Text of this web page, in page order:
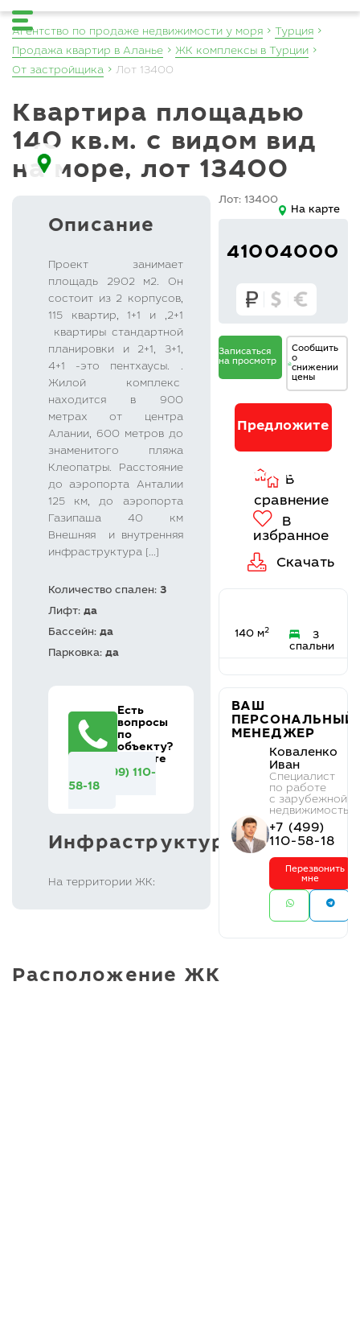
Агентство по продаже недвижимости у моря
Турция
Продажа квартир в Аланье
ЖК комплексы в Турции
От застройщика
Лот 13400
квартира площадью
140 кв.м. с видом вид
на море, лот 13400
Описание
Проект занимает
площадь 2902 м2. Он
состоит из 2 корпусов,
115 квартир, 1+1 и ,2+1
квартиры стандартной
планировки и 2+1, 3+1,
4+1 -это пентхаусы. .
Жилой комплекс
находится в 900
метрах от центра
Алании, 600 метров до
знаменитого пляжа
Клеопатры. Расстояние
до аэропорта Анталии
125 км, до аэропорта
Газипаша 40 км
Внешняя и внутренняя
инфраструктура [...]
Количество спален: 3
Лифт: да
Бассейн: да
Парковка: да
Есть
вопросы
по
объекту?
Звоните
+7 (499) 110-
58-18
Инфраструктура
На территории ЖК:
На карте
Лот: 13400
41004000
Записаться
на просмотр
Сообщить
о
снижении
цены
Предложите
свою цену
Скачать
140 м2
3
спальни
ВАШ
ПЕРСОНАЛЬНЫЙ
МЕНЕДЖЕР
Коваленко
Иван
Cпециалист
по работе
с зарубежной
недвижимостью
+7 (499)
110-58-18
Перезвонить
мне
Расположение ЖК